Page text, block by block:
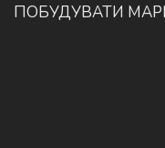
ПОБУДУВАТИ